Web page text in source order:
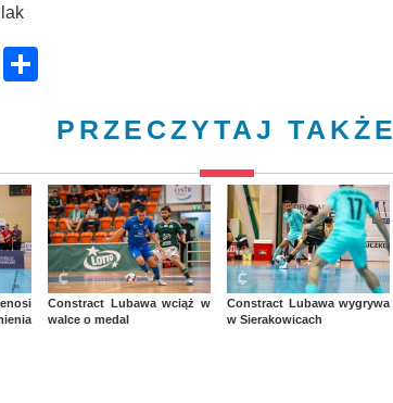
Email
PRZECZYTAJ TAKŻE
Constract Lubawa wciąż w
walce o medal
Constract Lubawa wygrywa
w Sierakowicach